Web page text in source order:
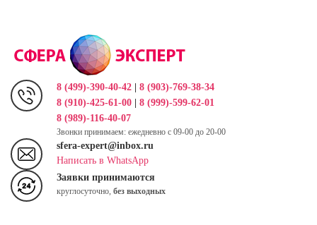
содержанию
8 (499)-390-40-42
8 (903)-769-38-34
8 (910)-425-61-00
8 (999)-599-62-01
8 (989)-116-40-07
Звонки принимаем: ежедневно с 09-00 до 20-00
sfera-expert@inbox.ru
Написать в WhatsApp
Заявки принимаются
круглосуточно, без выходных